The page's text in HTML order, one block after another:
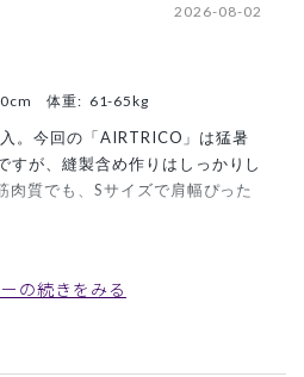
2026-08-02
体重: 61-65kg
。今回の「AIRTRICO」は猛暑
すが、縫製含め作りはしっかりし
質でも、Sサイズで肩幅ぴった
の続きをみる